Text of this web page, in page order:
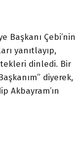
Başkanı Çebi’nin
yanıtlayıp,
dinledi. Bir
diyerek,
Akbayram’ın